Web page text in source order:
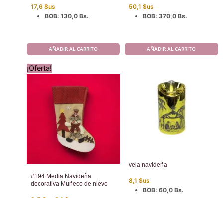
17,6 $us
BOB: 130,0 Bs.
AÑADIR AL CARRITO
50,1 $us
BOB: 370,0 Bs.
AÑADIR AL CARRITO
¡Oferta!
#194 Media Navideña
decorativa Muñeco de nieve
vela navideña
8,1 $us
BOB: 60,0 Bs.